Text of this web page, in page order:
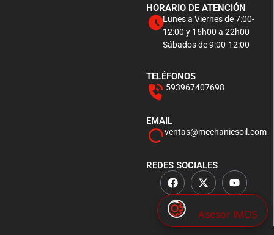
HORARIO DE ATENCIÓN
Lunes a Viernes de 7:00-
12:00 y 16h00 a 22h00
Sábados de 9:00-12:00
TELÉFONOS
593967407698
EMAIL
ventas@mechanicsoil.com
REDES SOCIALES
Asesor IMOS